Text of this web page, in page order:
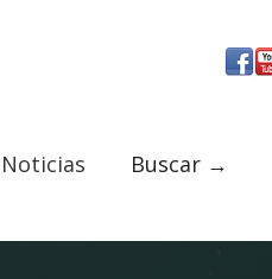
Noticias Buscar →